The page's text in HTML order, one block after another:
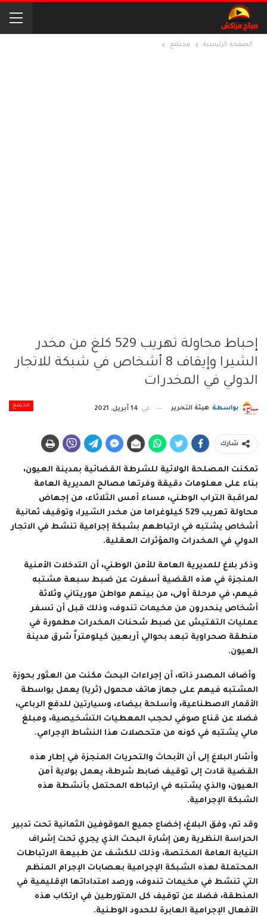
الصفحة الرئيسية مجتمع
إحباط محاولة تهريب 529 كلغ من مخدر
الشيرا وإيقاف 8 أشخاص في شبكة للاتجار
الدولي في المخدرات
مجتمع بواسطة هيئة التحرير في 14 أبريل, 2021
شارك
تمكنت المصلحة الولائية للشرطة القضائية بمدينة العيون،
بناء على معلومات دقيقة وفرتها مصالح المديرية العامة
لمراقبة التراب الوطني، مساء أمس الثلاثاء، من إجهاض
محاولة تهريب 529 كيلوغراما من مخدر الشيرا، وتوقيف ثمانية
أشخاص يشتبه في ارتباطهم بشبكة إجرامية تنشط في الاتجار
الدولي في المخدرات والمؤثرات العقلية.
وذكر بلاغ للمديرية العامة للأمن الوطني، أن التدخلات الأمنية
المنجزة في هذه القضية أسفرت عن ضبط سبعة مشتبه
فيهم، في مرحلة أولى، من بينهم مواطن موريتاني وثلاثة
أشخاص ينحدرون من مخيمات تندوف، وذلك قبل أن تسفر
عمليات التفتيش عن ضبط شحنات المخدرات مطمورة في
منطقة صحراوية تبعد بحوالي أربعين كيلومتراً شرق مدينة
العيون.
وأضاف المصدر ذاته، أن إجراءات البحث مكنت من العثور بحوزة
المشتبه فيهم على جهاز هاتف محمول (ثريا) يعمل بواسطة
الأقمار الاصطناعية، وأسلحة بيضاء، وسيارتين للدفع الرباعي،
فضلا عن قناع صوفي لحجب المعطيات التشخيصية، ومبلغ
مالي يشتبه في كونه من متحصلات هذا النشاط الإجرامي.
وأشار البلاغ إلى أن الأبحاث والتحريات المنجزة في إطار هذه
القضية قادت إلى توقيف ضابط شرطة، يعمل بولاية أمن
العيون، والذي يشتبه في ارتباطه المحتمل بأنشطة هذه
الشبكة الإجرامية.
وقد تم، وفق البلاغ، إخضاع جميع الموقوفين الثمانية تحت تدبير
الحراسة النظرية رهن إشارة البحث الذي يجري تحت إشراف
النيابة العامة المختصة، وذلك للكشف عن طبيعة الارتباطات
المحتملة لهذه الشبكة الإجرامية بعصابات الإجرام المنظم
التي تنشط في مخيمات تندوف، ورصد امتداداتها الإقليمية في
المنطقة، فضلا عن توقيف كل المتورطين في ارتكاب هذه
الأفعال الإجرامية العابرة للحدود الوطنية.